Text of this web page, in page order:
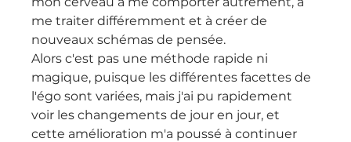
me traiter différemment et à créer de
nouveaux schémas de pensée.
Alors c'est pas une méthode rapide ni
magique, puisque les différentes facettes de
l'égo sont variées, mais j'ai pu rapidement
voir les changements de jour en jour, et
cette amélioration m'a poussé à continuer